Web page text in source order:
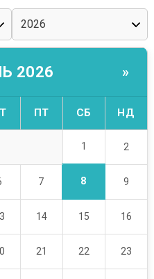
2026 »
ПТ СБ НД
1 2
7 8 9
14 15 16
21 22 23